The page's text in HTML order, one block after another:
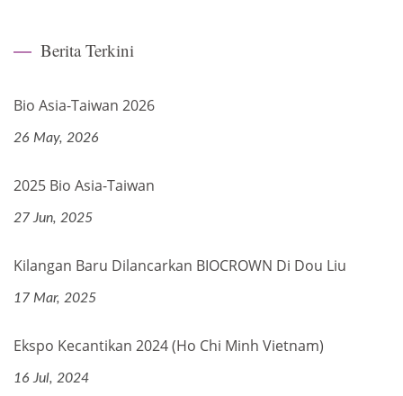
Berita Terkini
Bio Asia-Taiwan 2026
26 May, 2026
2025 Bio Asia-Taiwan
27 Jun, 2025
Kilangan Baru Dilancarkan BIOCROWN Di Dou Liu
17 Mar, 2025
Ekspo Kecantikan 2024 (Ho Chi Minh Vietnam)
16 Jul, 2024